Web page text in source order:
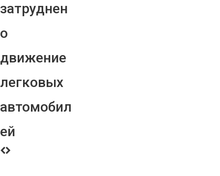
затруднен
о
движение
легковых
автомобил
ей